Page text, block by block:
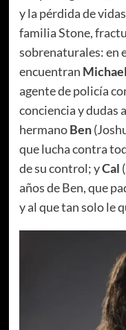
y la pérdida de
familia Stone,
sobrenaturales: en
encuentran
agente de policía
conciencia y dudas
hermanoBen
que lucha contra
de su control; yCal
años de Ben, que
y al que tan solo le